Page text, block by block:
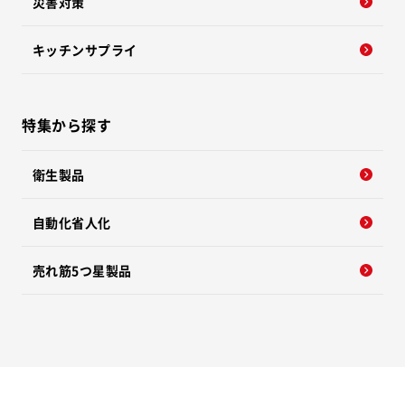
キッチンサプライ
特集から探す
衛生製品
自動化省人化
売れ筋5つ星製品